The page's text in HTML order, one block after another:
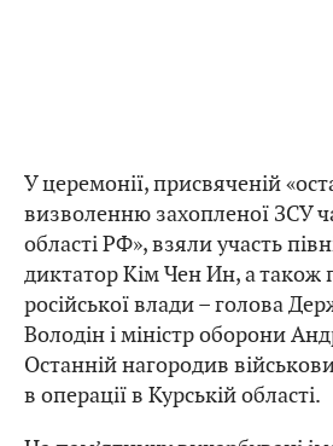
У церемонії, присвяченій
визволенню захопленої ЗСУ
області РФ», взяли участь
диктатор Кім Чен Ин, а також
російської влади – голова
Володін і міністр оборони
Останній нагородив
в операції в Курській області.